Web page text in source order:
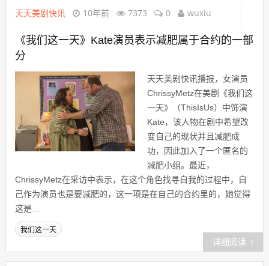
天天美剧快讯 10年前 7373 0 wuxiu
《我们这一天》Kate演员表示减肥属于合约的一部
分
天天美剧快讯播报，女演员
ChrissyMetz在美剧《我们这
一天》（ThisIsUs）中饰演
Kate，该人物在剧中希望改
变自己的现状并且减肥成
功，因此加入了一个匿名的
减肥小组。最近，
ChrissyMetz在采访中表示，在这个角色找寻自我的过程中，自
己作为演员也是要减肥的，这一项是在自己的合约里的，她觉得
这是...
我们这一天
详细阅读